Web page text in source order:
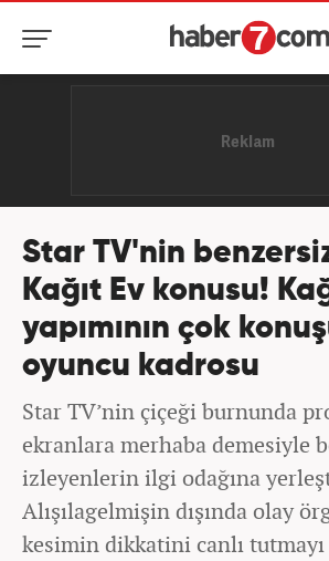
Star TV'nin
Kağıt Ev konusu!
yapımının çok
oyuncu kadrosu
Star TV’nin çiçeği burnunda
ekranlara merhaba demesiyle
izleyenlerin ilgi odağına
Alışılagelmişin dışında olay
kesimin dikkatini canlı tutmayı